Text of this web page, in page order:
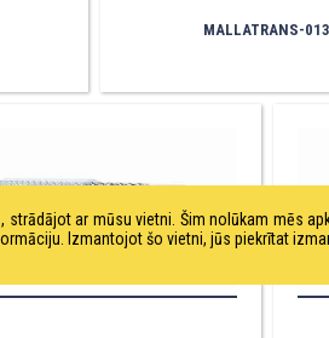
MALLATRANS-013
ar mūsu vietni. Šim nolūkam mēs
Izmantojot šo vietni, jūs piekrītat